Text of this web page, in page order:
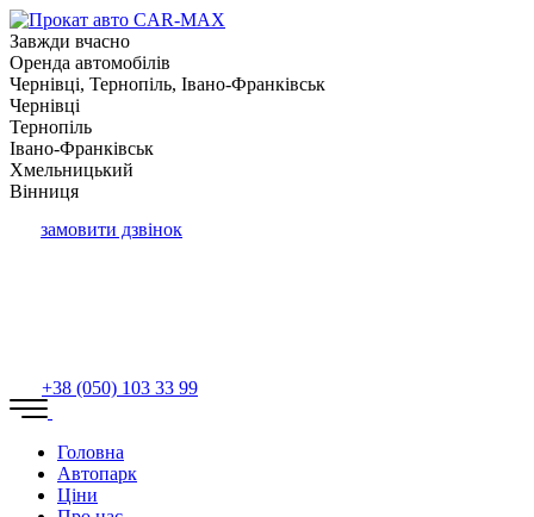
Завжди вчасно
Оренда автомобілів
Чернівці, Тернопіль, Івано-Франківськ
Чернівці
Тернопіль
Івано-Франківськ
Хмельницький
Вінниця
замовити дзвінок
+38 (050) 103 33 99
Головна
Автопарк
Ціни